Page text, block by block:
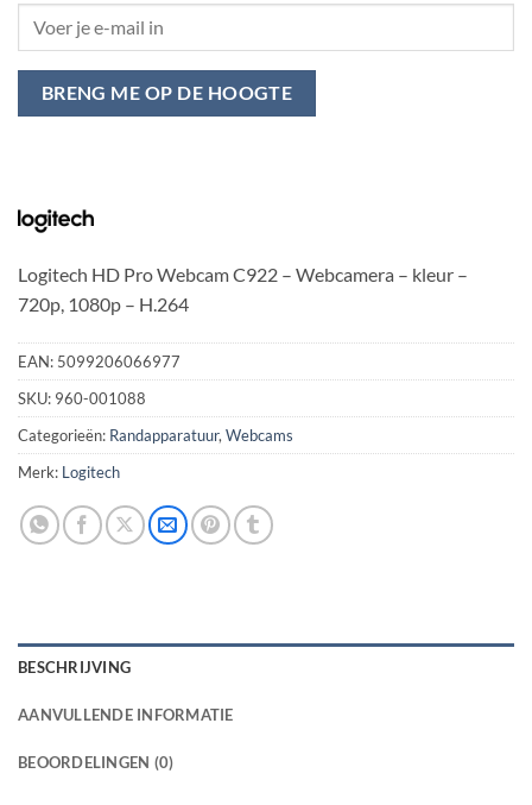
BRENG ME OP DE HOOGTE
Logitech HD Pro Webcam C922 – Webcamera – kleur –
720p, 1080p – H.264
EAN: 5099206066977
SKU: 960-001088
Categorieën: Randapparatuur,Webcams
Merk: Logitech
BESCHRIJVING
AANVULLENDE INFORMATIE
BEOORDELINGEN (0)